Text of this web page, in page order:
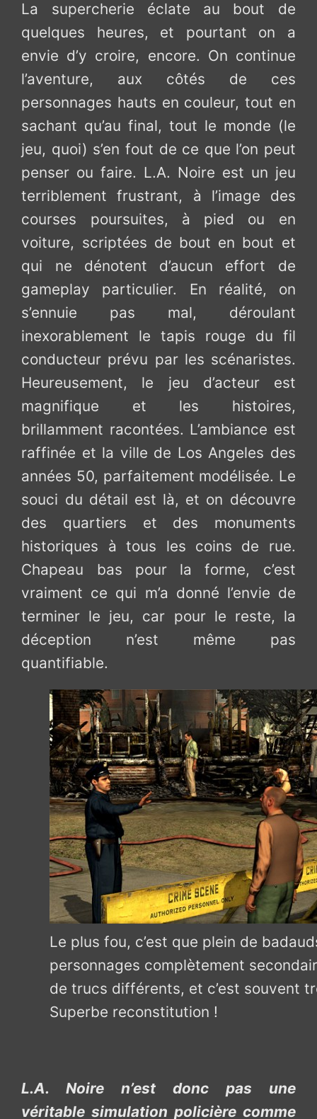
La supercherie éclate au bout de
quelques heures, et pourtant on a
envie d’y croire, encore. On continue
l’aventure, aux côtés de ces
personnages hauts en couleur, tout en
sachant qu’au final, tout le monde (le
jeu, quoi) s’en fout de ce que l’on peut
penser ou faire. L.A. Noire est un jeu
terriblement frustrant, à l’image des
courses poursuites, à pied ou en
voiture, scriptées de bout en bout et
qui ne dénotent d’aucun effort de
gameplay particulier. En réalité, on
s’ennuie pas mal, déroulant
inexorablement le tapis rouge du fil
conducteur prévu par les scénaristes.
Heureusement, le jeu d’acteur est
magnifique et les histoires,
brillamment racontées. L’ambiance est
raffinée et la ville de Los Angeles des
années 50, parfaitement modélisée. Le
souci du détail est là, et on découvre
des quartiers et des monuments
historiques à tous les coins de rue.
Chapeau bas pour la forme, c’est
vraiment ce qui m’a donné l’envie de
terminer le jeu, car pour le reste, la
déception n’est même pas
quantifiable.
Le plus fou, c’est que plein de
personnages complètement
de trucs différents, et c’est souvent
Superbe reconstitution !
L.A. Noire n’est donc pas une
véritable simulation policière comme